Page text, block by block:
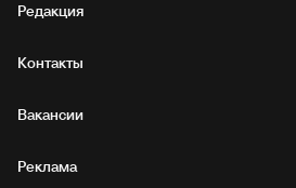
Редакция
Контакты
Вакансии
Реклама